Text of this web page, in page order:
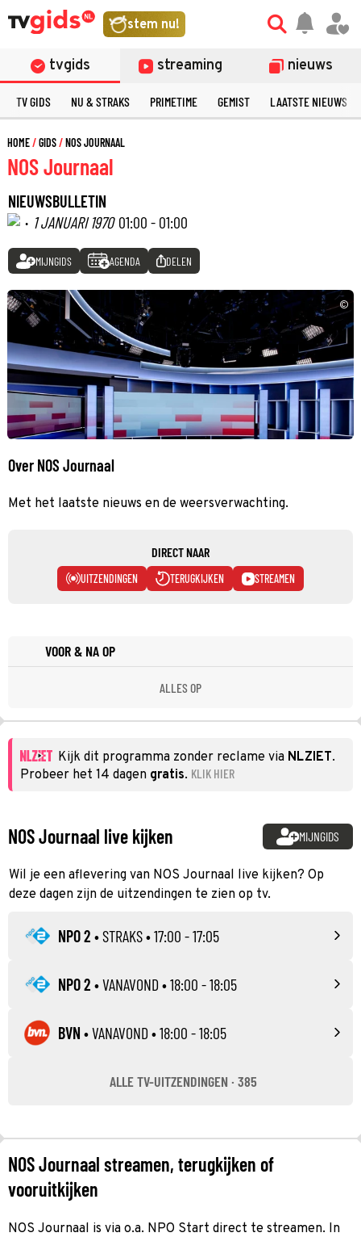
stem nu!
tvgids streaming nieuws
TV GIDS NU & STRAKS PRIMETIME GEMIST LAATSTE NIEUWS
HOME GIDS NOS JOURNAAL
NOS Journaal
NIEUWSBULLETIN
· 1 JANUARI 1970 01:00 - 01:00
MIJNGIDS AGENDA DELEN
©
Over NOS Journaal
Met het laatste nieuws en de weersverwachting.
DIRECT NAAR
UITZENDINGEN TERUGKIJKEN STREAMEN
VOOR & NA OP
ALLES OP
Kijk dit programma zonder reclame via NLZIET.
Probeer het 14 dagen gratis. KLIK HIER
NOS Journaal live kijken MIJNGIDS
Wil je een aflevering van NOS Journaal live kijken? Op
deze dagen zijn de uitzendingen te zien op tv.
NPO 2 •STRAKS• 17:00 - 17:05
NPO 2 •VANAVOND • 18:00 - 18:05
BVN •VANAVOND • 18:00 - 18:05
ALLE TV-UITZENDINGEN · 385
NOS Journaal streamen, terugkijken of
vooruitkijken
NOS Journaal is via o.a. NPO Start direct te streamen. In